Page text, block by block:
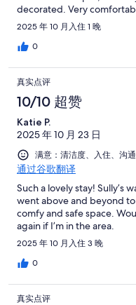
评decorated. Very
2025 年 10 月入住 1 晚
0
真实点评
10/10 超赞
Katie P.
2025 年 10 月 23 日
满意：清洁度、入住、沟
通过谷歌翻译
Such a lovely stay! Sully’s
went above and beyond
comfy and safe space.
again if I’m in the area.
2025 年 10 月入住 3 晚
0
真实点评